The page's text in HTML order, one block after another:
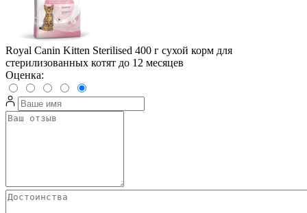
Royal Canin Kitten Sterilised 400 г сухой корм для
стерилизованных котят до 12 месяцев
Оценка: